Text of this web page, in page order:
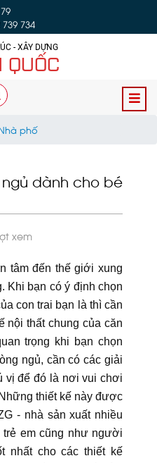
734
- XÂY DỰNG
phố
dành cho bé
xem
tâm đến thế giới xung
Khi bạn có ý định chọn
con trai bạn là thì cần
nội thất chung của căn
trọng khi bạn chọn
ngủ, cần có các giải
vị để đó là nơi vui chơi
thiết kế này được
- nhà sản xuất nhiều
trẻ em cũng như người
nhất cho các thiết kế